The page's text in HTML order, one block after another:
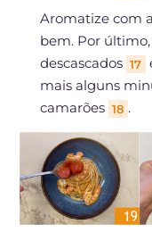
Aromatize com
bem. Por
descascados 17
mais alguns
camarões 18 .